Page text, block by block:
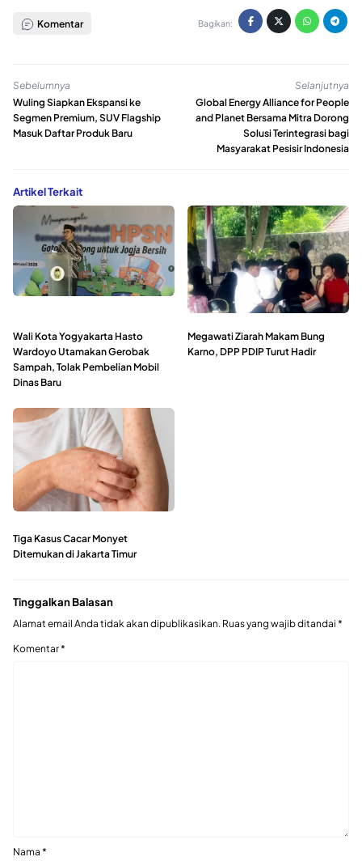
Komentar Bagikan:
Sebelumnya
Wuling Siapkan Ekspansi ke
Segmen Premium, SUV Flagship
Masuk Daftar Produk Baru
Selanjutnya
Global Energy Alliance for People
and Planet Bersama Mitra Dorong
Solusi Terintegrasi bagi
Masyarakat Pesisir Indonesia
Artikel Terkait
Wali Kota Yogyakarta Hasto
Wardoyo Utamakan Gerobak
Sampah, Tolak Pembelian Mobil
Dinas Baru
Megawati Ziarah Makam Bung
Karno, DPP PDIP Turut Hadir
Tiga Kasus Cacar Monyet
Ditemukan di Jakarta Timur
Tinggalkan Balasan
Alamat email Anda tidak akan dipublikasikan. Ruas yang wajib ditandai *
Komentar*
Nama *